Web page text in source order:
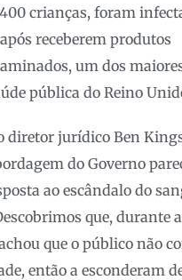
crianças, foram
receberem produtos
um dos
pública do Reino
diretor jurídico Ben
do Governo
ao escândalo do
que, durante
que o público não
então a esconderam